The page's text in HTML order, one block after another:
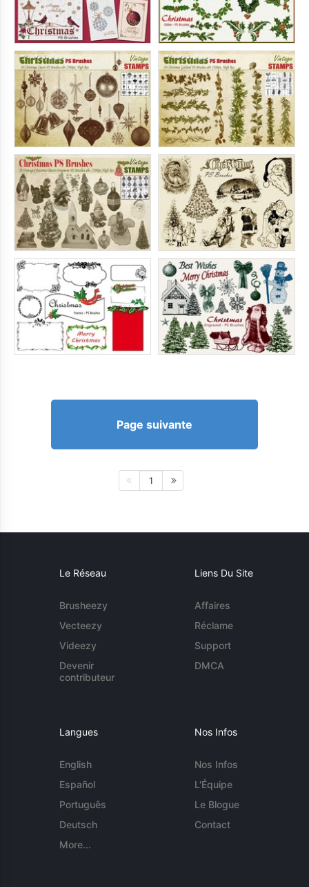
Page suivante
1
Le Réseau
Brusheezy
Vecteezy
Videezy
Devenir
contributeur
Liens Du Site
Affaires
Réclame
Support
DMCA
Langues
English
Español
Português
Deutsch
More...
Nos Infos
Nos Infos
L'Équipe
Le Blogue
Contact